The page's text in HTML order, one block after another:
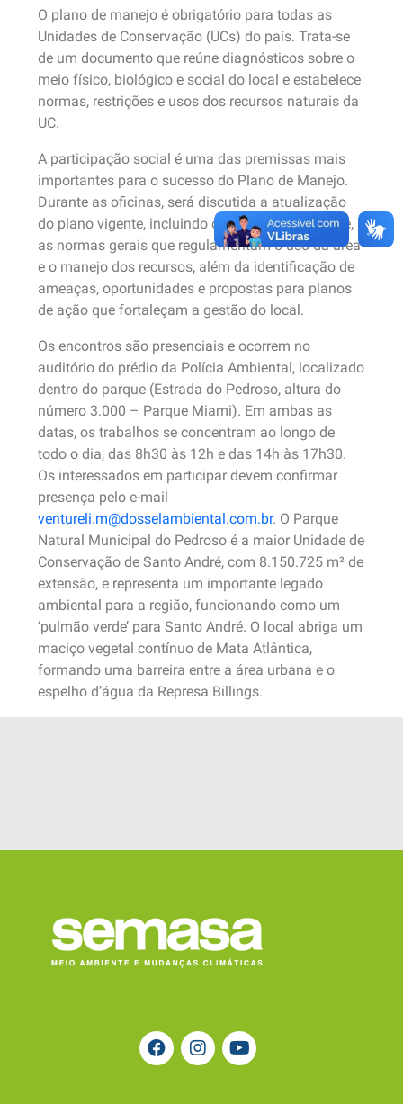
O plano de manejo é obrigatório para todas as
Unidades de Conservação (UCs) do país. Trata-se
de um documento que reúne diagnósticos sobre o
meio físico, biológico e social do local e estabelece
normas, restrições e usos dos recursos naturais da
UC.
A participação social é uma das premissas mais
importantes para o sucesso do Plano de Manejo.
Durante as oficinas, será discutida a atualização
do plano vigente, incluindo o propósito do parque,
as normas gerais que regulamentam o uso da área
e o manejo dos recursos, além da identificação de
ameaças, oportunidades e propostas para planos
de ação que fortaleçam a gestão do local.
Os encontros são presenciais e ocorrem no
auditório do prédio da Polícia Ambiental, localizado
dentro do parque (Estrada do Pedroso, altura do
número 3.000 – Parque Miami). Em ambas as
datas, os trabalhos se concentram ao longo de
todo o dia, das 8h30 às 12h e das 14h às 17h30.
Os interessados em participar devem confirmar
presença pelo e-mail
ventureli.m@dosselambiental.com.br. O Parque
Natural Municipal do Pedroso é a maior Unidade de
Conservação de Santo André, com 8.150.725 m² de
extensão, e representa um importante legado
ambiental para a região, funcionando como um
‘pulmão verde’ para Santo André. O local abriga um
maciço vegetal contínuo de Mata Atlântica,
formando uma barreira entre a área urbana e o
espelho d’água da Represa Billings.